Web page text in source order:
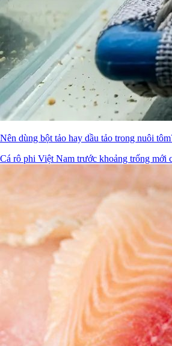
Nên dùng bột tảo hay dầu tảo trong nuôi
Cá rô phi Việt Nam trước khoảng trống mới